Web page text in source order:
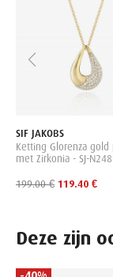
SIF JAKOBS
Ketting Glorenza gold
met Zirkonia - SJ-
199.00 € 119.40 €
Deze zijn